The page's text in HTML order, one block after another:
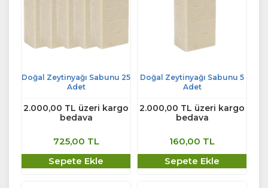
Doğal Zeytinyağı Sabunu 25
Adet
2.000,00 TL üzeri kargo
bedava
725,00 TL
Sepete Ekle
Doğal Zeytinyağı Sabunu 5
Adet
2.000,00 TL üzeri kargo
bedava
160,00 TL
Sepete Ekle